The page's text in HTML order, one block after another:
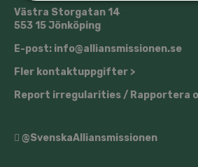
Västra Storgatan 14
553 15 Jönköping
E-post: info@alliansmissionen.se
Fler kontaktuppgifter >
Report irregularities / Rapportera
@SvenskaAlliansmissionen